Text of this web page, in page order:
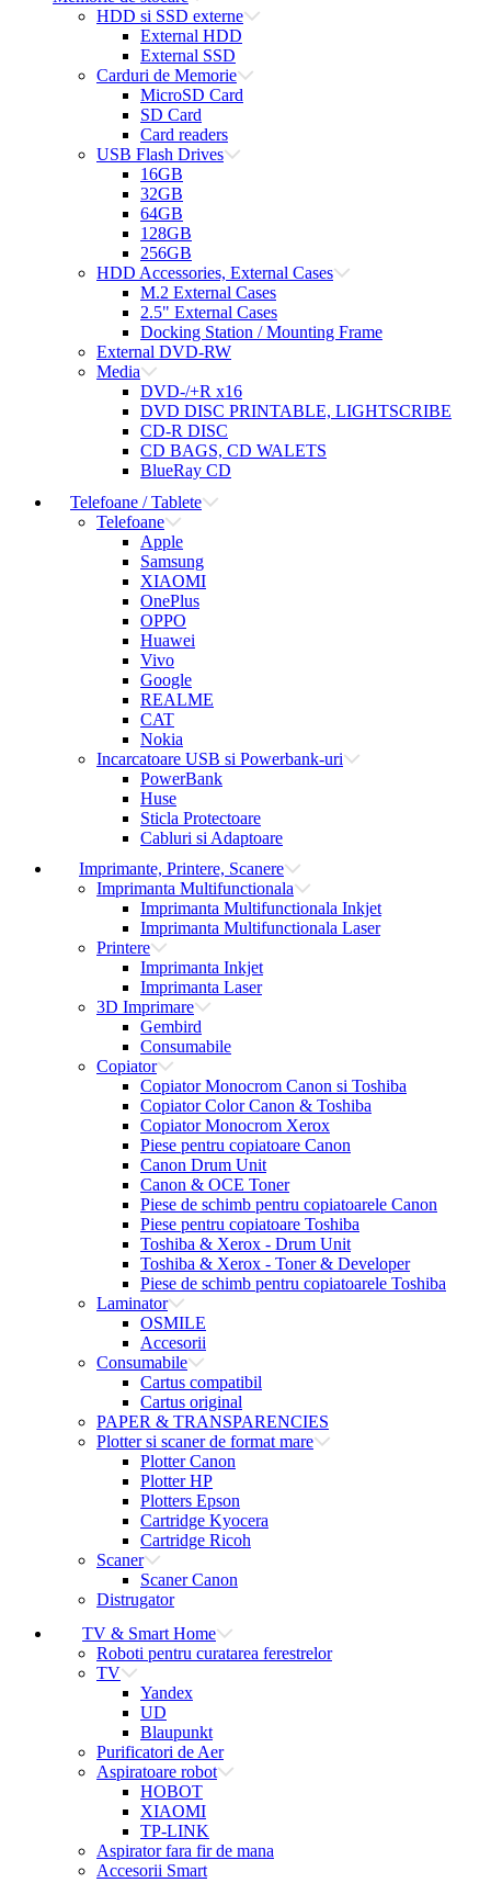
HDD si SSD externe
External HDD
External SSD
Carduri de Memorie
MicroSD Card
SD Card
Card readers
USB Flash Drives
16GB
32GB
64GB
128GB
256GB
HDD Accessories, External Cases
M.2 External Cases
2.5" External Cases
Docking Station / Mounting Frame
External DVD-RW
Media
DVD-/+R x16
DVD DISC PRINTABLE, LIGHTSCRIBE
CD-R DISC
CD BAGS, CD WALETS
BlueRay CD
Telefoane / Tablete
Telefoane
Apple
Samsung
XIAOMI
OnePlus
OPPO
Huawei
Vivo
Google
REALME
CAT
Nokia
Incarcatoare USB si Powerbank-uri
PowerBank
Huse
Sticla Protectoare
Cabluri si Adaptoare
Imprimante, Printere, Scanere
Imprimanta Multifunctionala
Imprimanta Multifunctionala Inkjet
Imprimanta Multifunctionala Laser
Printere
Imprimanta Inkjet
Imprimanta Laser
3D Imprimare
Gembird
Consumabile
Copiator
Copiator Monocrom Canon si Toshiba
Copiator Color Canon & Toshiba
Copiator Monocrom Xerox
Piese pentru copiatoare Canon
Canon Drum Unit
Canon & OCE Toner
Piese de schimb pentru copiatoarele Canon
Piese pentru copiatoare Toshiba
Toshiba & Xerox - Drum Unit
Toshiba & Xerox - Toner & Developer
Piese de schimb pentru copiatoarele Toshiba
Laminator
OSMILE
Accesorii
Consumabile
Cartus compatibil
Cartus original
PAPER & TRANSPARENCIES
Plotter si scaner de format mare
Plotter Canon
Plotter HP
Plotters Epson
Cartridge Kyocera
Cartridge Ricoh
Scaner
Scaner Canon
Distrugator
TV & Smart Home
Roboti pentru curatarea ferestrelor
TV
Yandex
UD
Blaupunkt
Purificatori de Aer
Aspiratoare robot
HOBOT
XIAOMI
TP-LINK
Aspirator fara fir de mana
Accesorii Smart